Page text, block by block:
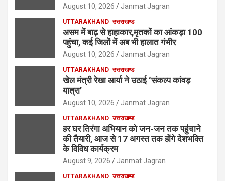
August 10, 2026 Janmat Jagran
UTTARAKHAND उत्तराखण्ड
असम में बाढ़ से हाहाकार,मृतकों का आंकड़ा 100
पहुंचा, कई जिलों में अब भी हालात गंभीर
August 10, 2026 Janmat Jagran
UTTARAKHAND उत्तराखण्ड
खेल मंत्री रेखा आर्या ने उठाई ‘संकल्प कांवड़
यात्रा’
August 10, 2026 Janmat Jagran
UTTARAKHAND उत्तराखण्ड
हर घर तिरंगा अभियान को जन-जन तक पहुंचाने
की तैयारी, आज से 17 अगस्त तक होंगे देशभक्ति
के विविध कार्यक्रम
August 9, 2026 Janmat Jagran
UTTARAKHAND उत्तराखण्ड